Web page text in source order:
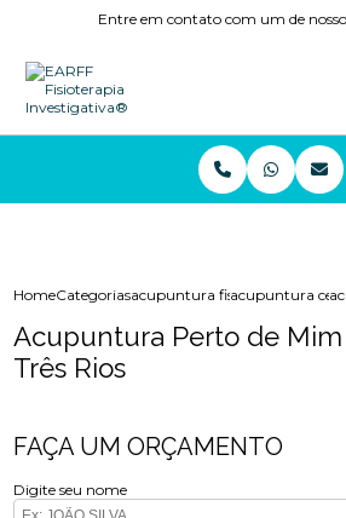
Entre em contato com um de
HomeCategoriasacupuntura fisioterapia
acupuntura
Acupuntura Perto de Mim
Três Rios
FAÇA UM ORÇAMENTO
Digite seu nome